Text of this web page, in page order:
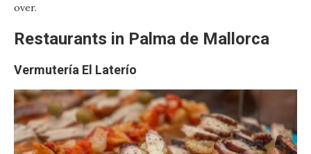
over.
Restaurants in Palma de Mallorca
Vermutería El Laterío